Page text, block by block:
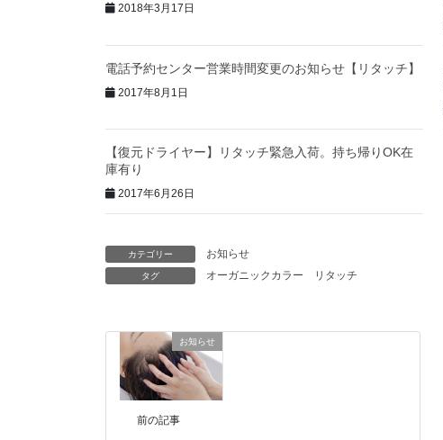
2018年3月17日
電話予約センター営業時間変更のお知らせ【リタッチ】
2017年8月1日
【復元ドライヤー】リタッチ緊急入荷。持ち帰りOK在
庫有り
2017年6月26日
カテゴリー お知らせ
タグ オーガニックカラー リタッチ
お知らせ
前の記事